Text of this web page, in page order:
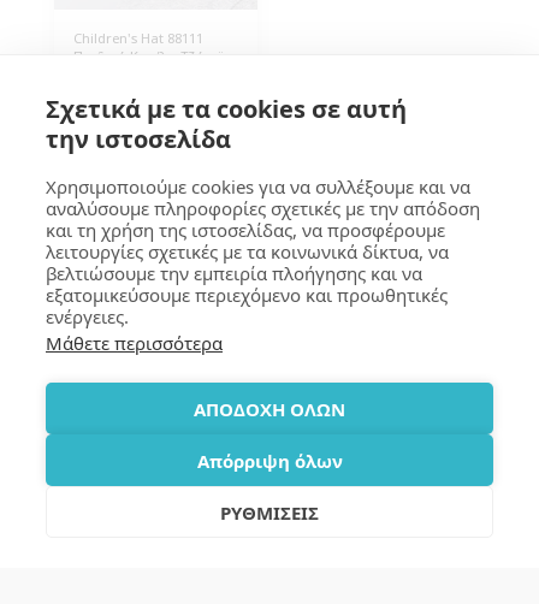
Children's Hat 88111
Παιδικό Καπέλο Τζόκεϊ,
180g/m², One Size
Περίμετρος 56cm.
Ρυθμιζόμενο πίσω
κλείσιμο με Velcro.
4.00€
GOUMA Design
Copyright © 2026 All rights reserved
Terms|Privacy| Accessibility
Σχετικά με τα cookies σε αυτή
την ιστοσελίδα
Χρησιμοποιούμε cookies για να συλλέξουμε και να
αναλύσουμε πληροφορίες σχετικές με την απόδοση
και τη χρήση της ιστοσελίδας, να προσφέρουμε
λειτουργίες σχετικές με τα κοινωνικά δίκτυα, να
βελτιώσουμε την εμπειρία πλοήγησης και να
εξατομικεύσουμε περιεχόμενο και προωθητικές
ενέργειες.
Μάθετε περισσότερα
ΑΠΟΔΟΧΗ ΟΛΩΝ
Απόρριψη όλων
ΡΥΘΜΙΣΕΙΣ